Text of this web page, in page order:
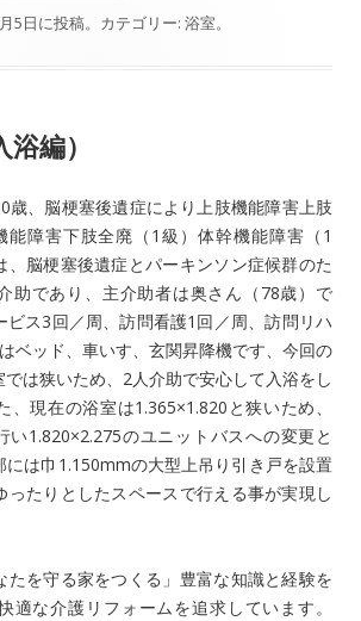
5日に投稿。カテゴリー: 浴室。
編）
歳、脳梗塞後遺症により上肢機能障害上肢
能障害下肢全廃（1級）体幹機能障害（1
、脳梗塞後遺症とパーキンソン症候群のた
助であり、主介助者は奥さん（78歳）で
ビス3回／周、訪問看護1回／周、訪問リハ
ベッド、車いす、玄関昇降機です、今回の
は狭いため、2人介助で安心して入浴をし
、現在の浴室は1.365×1.820と狭いため、
い1.820×2.275のユニットバスへの変更と
には巾1.150mmの大型上吊り引き戸を設置
ったりとしたスペースで行える事が実現し
たを守る家をつくる」豊富な知識と経験を
適な介護リフォームを追求しています。